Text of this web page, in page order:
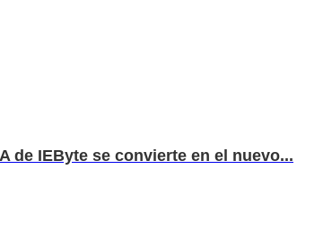
de IEByte se convierte en el nuevo...